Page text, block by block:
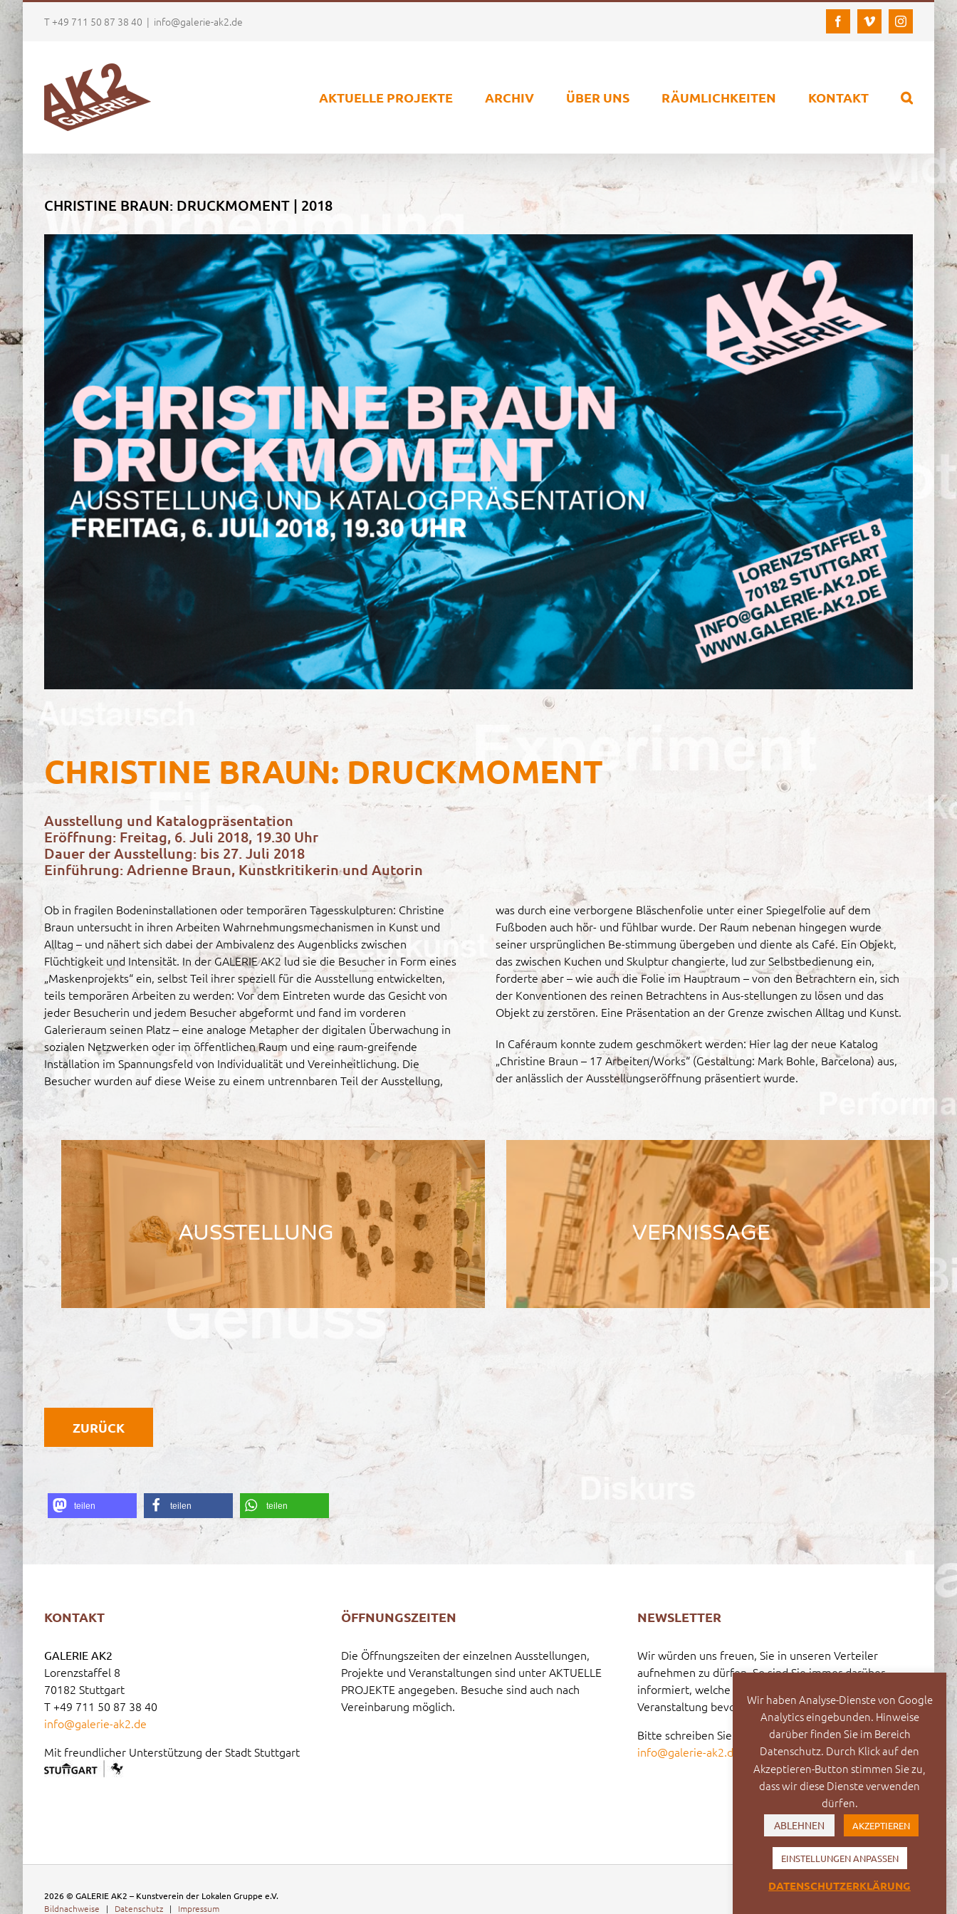
Zum
Inhalt
T +49 711 50 87 38 40 | info@galerie-ak2.de FacebookVimeoInstagram
AKTUELLE PROJEKTE ARCHIV ÜBER UNS RÄUMLICHKEITEN KONTAKT
CHRISTINE BRAUN: DRUCKMOMENT | 2018
Zeige
grösseres
Bild
CHRISTINE BRAUN: DRUCKMOMENT
Ausstellung und Katalogpräsentation
Eröffnung: Freitag, 6. Juli 2018, 19.30 Uhr
Dauer der Ausstellung: bis 27. Juli 2018
Einführung: Adrienne Braun, Kunstkritikerin und Autorin
Ob in fragilen Bodeninstallationen oder temporären Tagesskulpturen: Christine
Braun untersucht in ihren Arbeiten Wahrnehmungsmechanismen in Kunst und
Alltag – und nähert sich dabei der Ambivalenz des Augenblicks zwischen
Flüchtigkeit und Intensität. In der GALERIE AK2 lud sie die Besucher in Form eines
„Maskenprojekts“ ein, selbst Teil ihrer speziell für die Ausstellung entwickelten,
teils temporären Arbeiten zu werden: Vor dem Eintreten wurde das Gesicht von
jeder Besucherin und jedem Besucher abgeformt und fand im vorderen
Galerieraum seinen Platz – eine analoge Metapher der digitalen Überwachung in
sozialen Netzwerken oder im öffentlichen Raum und eine raum-greifende
Installation im Spannungsfeld von Individualität und Vereinheitlichung. Die
Besucher wurden auf diese Weise zu einem untrennbaren Teil der Ausstellung,
was durch eine verborgene Bläschenfolie unter einer Spiegelfolie auf dem
Fußboden auch hör- und fühlbar wurde. Der Raum nebenan hingegen wurde
seiner ursprünglichen Be-stimmung übergeben und diente als Café. Ein Objekt,
das zwischen Kuchen und Skulptur changierte, lud zur Selbstbedienung ein,
forderte aber – wie auch die Folie im Hauptraum – von den Betrachtern ein, sich
der Konventionen des reinen Betrachtens in Aus-stellungen zu lösen und das
Objekt zu zerstören. Eine Präsentation an der Grenze zwischen Alltag und Kunst.
In Caféraum konnte zudem geschmökert werden: Hier lag der neue Katalog
„Christine Braun – 17 Arbeiten/Works“ (Gestaltung: Mark Bohle, Barcelona) aus,
der anlässlich der Ausstellungseröffnung präsentiert wurde.
AUSSTELLUNG VERNISSAGE
ZURÜCK
teilen teilen teilen
KONTAKT
GALERIE AK2
Lorenzstaffel 8
70182 Stuttgart
T +49 711 50 87 38 40
info@galerie-ak2.de
Mit freundlicher Unterstützung der Stadt Stuttgart
ÖFFNUNGSZEITEN
Die Öffnungszeiten der einzelnen Ausstellungen,
Projekte und Veranstaltungen sind unter AKTUELLE
PROJEKTE angegeben. Besuche sind auch nach
Vereinbarung möglich.
NEWSLETTER
Wir würden uns freuen, Sie in unseren Verteiler
aufnehmen zu dürfen. So sind Sie immer darüber
informiert, welche Vernissage oder welche
Veranstaltung bevorsteht.
Bitte schreiben Sie dazu eine E-Mail an:
info@galerie-ak2.de
2026 © GALERIE AK2 – Kunstverein der Lokalen Gruppe e.V.
Bildnachweise | Datenschutz | Impressum
Wir haben Analyse-Dienste von Google
Analytics eingebunden. Hinweise
darüber finden Sie im Bereich
Datenschutz. Durch Klick auf den
Akzeptieren-Button stimmen Sie zu,
dass wir diese Dienste verwenden
dürfen.
ABLEHNEN AKZEPTIEREN
EINSTELLUNGEN ANPASSEN
DATENSCHUTZERKLÄRUNG